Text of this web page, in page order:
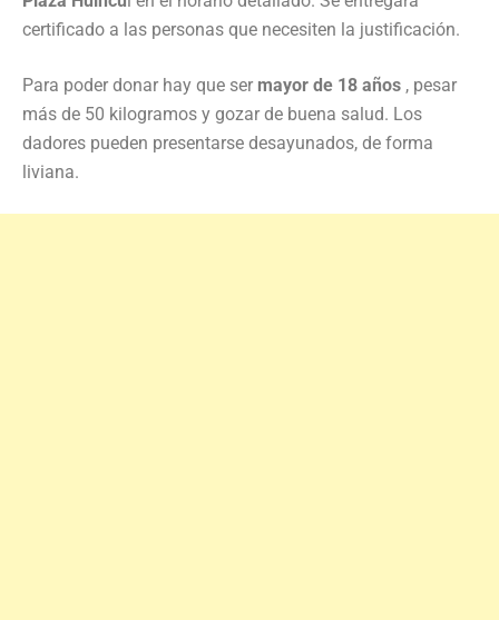
certificado a las personas que necesiten la justificación.
Para poder donar hay que ser mayor de 18 años , pesar
más de 50 kilogramos y gozar de buena salud. Los
dadores pueden presentarse desayunados, de forma
liviana.